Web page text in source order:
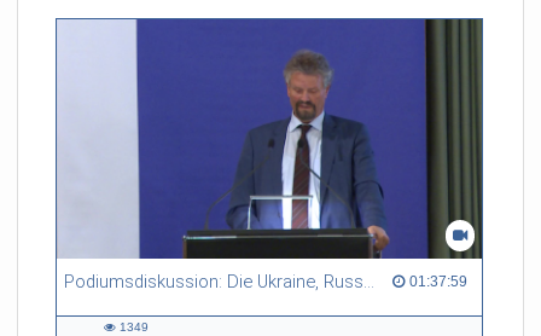
Podiumsdiskussion: Die Ukraine, Russland und der Westen - Zwischen Krieg, Frieden und Sanktionen 01:37:59
01:37:59 duration
1349